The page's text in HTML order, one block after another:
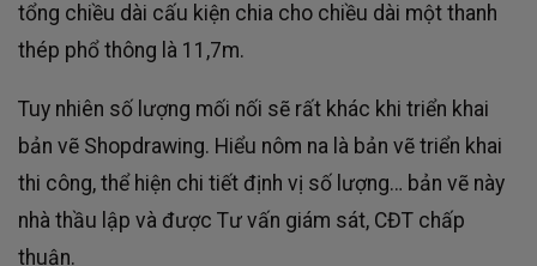
tổng chiều dài cấu kiện chia cho chiều dài một thanh
thép phổ thông là 11,7m.
Tuy nhiên số lượng mối nối sẽ rất khác khi triển khai
bản vẽ Shopdrawing. Hiểu nôm na là bản vẽ triển khai
thi công, thể hiện chi tiết định vị số lượng… bản vẽ này
nhà thầu lập và được Tư vấn giám sát, CĐT chấp
thuận.